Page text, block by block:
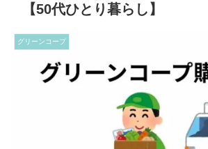
【50代ひとり暮らし】
グリーンコープ